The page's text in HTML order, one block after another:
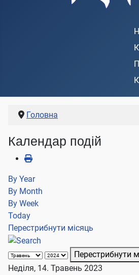
Головна
Календар подій
By Year
By Month
By Week
Today
Перестрибнути місяць
Перестрибнути
Неділя, 14. Травень 2023